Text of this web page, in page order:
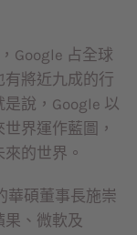
Google 占全球
將近九成的行
說，Google 以
界運作藍圖，
的世界。
華碩董事長施崇
、微軟及